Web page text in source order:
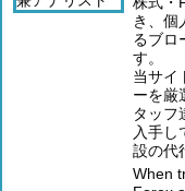
き、個
るブロ
す。
当サイ
ーを厳
タッフ
入手し
設の代
When